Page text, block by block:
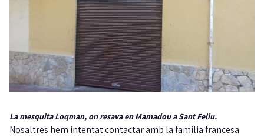
La mesquita Loqman, on resava en Mamadou a Sant Feliu.
Nosaltres hem intentat contactar amb la família francesa